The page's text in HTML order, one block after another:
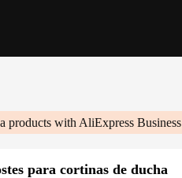
products with AliExpress Business
para cortinas de ducha